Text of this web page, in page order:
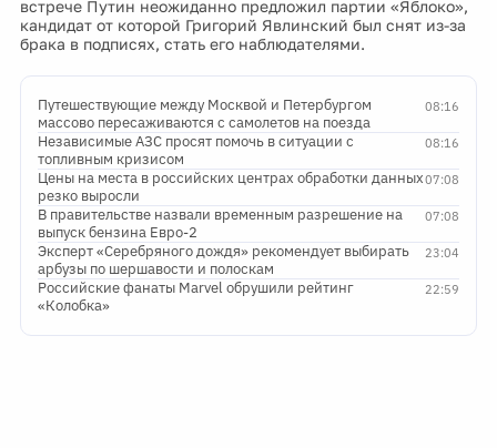
встрече Путин неожиданно предложил партии «Яблоко»,
кандидат от которой Григорий Явлинский был снят из-за
брака в подписях, стать его наблюдателями.
08:16
Путешествующие между Москвой и Петербургом
массово пересаживаются с самолетов на поезда
08:16
Независимые АЗС просят помочь в ситуации с
топливным кризисом
07:08
Цены на места в российских центрах обработки данных
резко выросли
07:08
В правительстве назвали временным разрешение на
выпуск бензина Евро-2
23:04
Эксперт «Серебряного дождя» рекомендует выбирать
арбузы по шершавости и полоскам
22:59
Российские фанаты Marvel обрушили рейтинг
«Колобка»